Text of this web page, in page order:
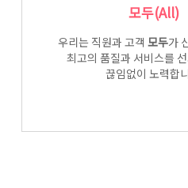
모두(All)
우리는 직원과 고객 모두가
최고의 품질과 서비스를
끊임없이 노력합